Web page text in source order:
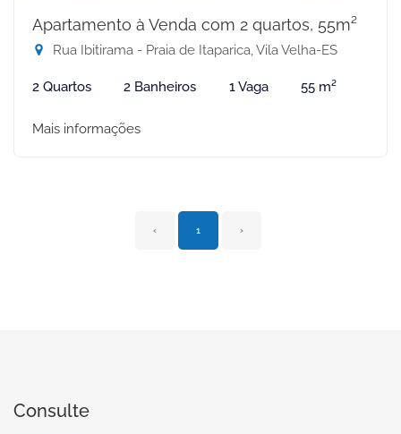
Apartamento à Venda com 2 quartos, 55m²
Rua Ibitirama - Praia de Itaparica, Vila Velha-ES
2 Quartos 2 Banheiros 1 Vaga 55 m²
Mais informações
‹ 1 ›
Consulte